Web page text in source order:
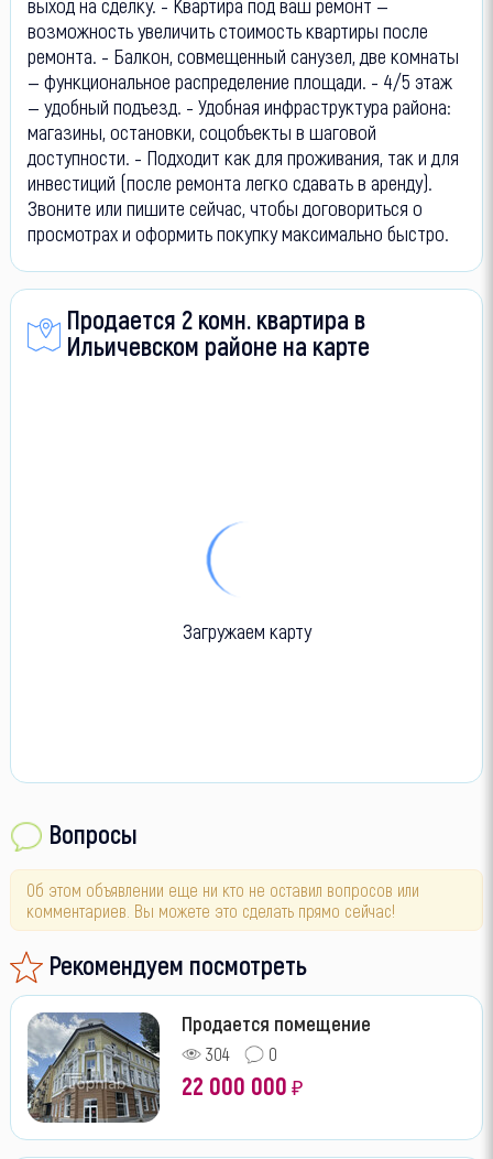
выход на сделку. - Квартира под ваш ремонт —
возможность увеличить стоимость квартиры после
ремонта. - Балкон, совмещенный санузел, две комнаты
— функциональное распределение площади. - 4/5 этаж
— удобный подъезд. - Удобная инфраструктура района:
магазины, остановки, соцобъекты в шаговой
доступности. - Подходит как для проживания, так и для
инвестиций (после ремонта легко сдавать в аренду).
Звоните или пишите сейчас, чтобы договориться о
просмотрах и оформить покупку максимально быстро.
Продается 2 комн. квартира в
Ильичевском районе на карте
Загружаем карту
Вопросы
Об этом объявлении еще ни кто не оставил вопросов или
комментариев. Вы можете это сделать прямо сейчас!
Рекомендуем посмотреть
Продается помещение
304 0
22 000 000 ₽